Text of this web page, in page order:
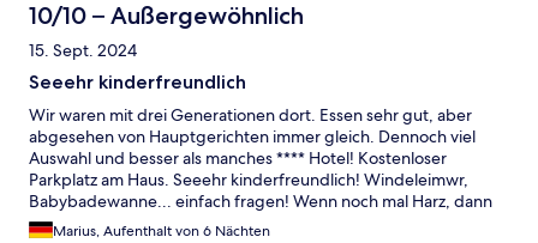
10/10 – Außergewöhnlich
15. Sept. 2024
Seeehr kinderfreundlich
Wir waren mit drei Generationen dort. Essen sehr gut, aber
abgesehen von Hauptgerichten immer gleich. Dennoch viel
Auswahl und besser als manches **** Hotel! Kostenloser
Parkplatz am Haus. Seeehr kinderfreundlich! Windeleimwr,
Babybadewanne... einfach fragen! Wenn noch mal Harz, dann
dort!Marius, Aufenthalt von 6 Nächten